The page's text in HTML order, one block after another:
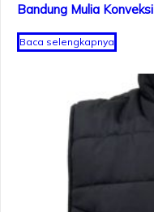
Bandung Mulia Konveksi
Baca selengkapnya